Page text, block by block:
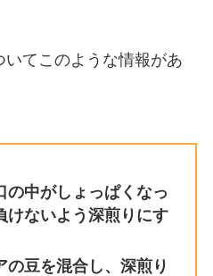
てこのような情報があ
の中がしょっぱくなっ
けないよう深煎りにす
の豆を混合し、深煎り